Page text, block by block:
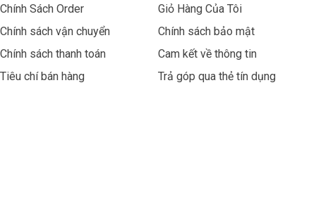
Chính Sách Order
Chính sách vận chuyển
Chính sách thanh toán
Tiêu chí bán hàng
Giỏ Hàng Của Tôi
Chính sách bảo mật
Cam kết về thông tin
Trả góp qua thẻ tín dụng